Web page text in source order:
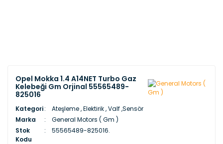
Opel Mokka 1.4 A14NET Turbo Gaz
Kelebeği Gm Orjinal 55565489-
825016
Kategori
Ateşleme , Elektirik , Valf ,Sensör
Marka
General Motors ( Gm )
Stok
Kodu
55565489-825016.